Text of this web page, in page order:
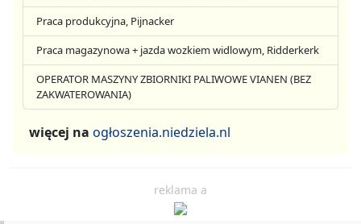
Praca produkcyjna, Pijnacker
Praca magazynowa + jazda wozkiem widlowym, Ridderkerk
OPERATOR MASZYNY ZBIORNIKI PALIWOWE VIANEN (BEZ
ZAKWATEROWANIA)
więcej na ogłoszenia.niedziela.nl
reklama a